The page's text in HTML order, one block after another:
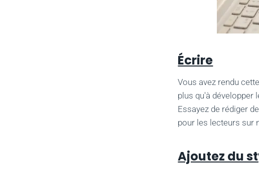
Écrire
Vous avez rendu
plus qu'à développer
Essayez de rédiger
pour les lecteurs sur
Ajoutez du